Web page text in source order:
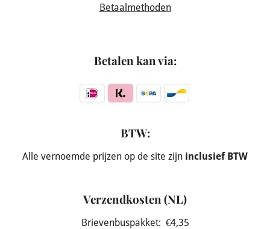
Betaalmethoden
Betalen kan via:
BTW:
Alle vernoemde prijzen op de site zijn inclusief BTW
Verzendkosten (NL)
Brievenbuspakket: €4,35